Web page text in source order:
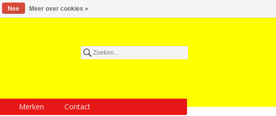
Merken Contact
Nee Meer over cookies »